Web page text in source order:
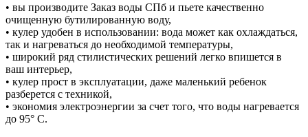
• вы производите Заказ воды СПб и пьете качественно
очищенную бутилированную воду,
• кулер удобен в использовании: вода может как охлаждаться,
так и нагреваться до необходимой температуры,
• широкий ряд стилистических решений легко впишется в
ваш интерьер,
• кулер прост в эксплуатации, даже маленький ребенок
разберется с техникой,
• экономия электроэнергии за счет того, что воды нагревается
до 95° C.